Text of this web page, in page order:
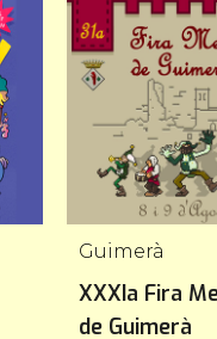
Guimerà
XXXIa Fira
de Guimerà